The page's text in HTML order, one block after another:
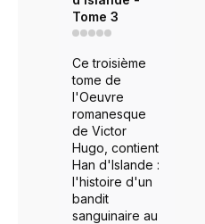
Tome 3
Ce troisième
tome de
l'Oeuvre
romanesque
de Victor
Hugo, contient
Han d'Islande :
l'histoire d'un
bandit
sanguinaire au